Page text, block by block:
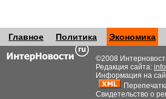
Главное Политика Экономика
©2008
Редакция сайта:
Информация на
Свидетельство о